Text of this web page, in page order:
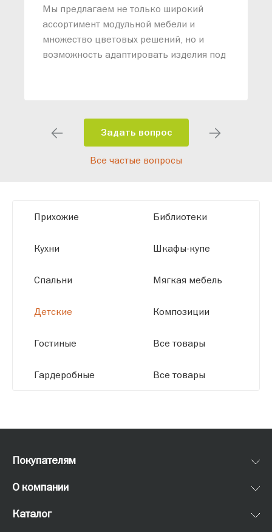
Мы предлагаем не только широкий
ассортимент модульной мебели и
множество цветовых решений, но и
возможность адаптировать изделия под
помещения и личные пожелания.
Благодаря современному
высокотехнологичному оборудованию
размерам.
Задать вопрос
Все частые вопросы
Прихожие
Кухни
Спальни
Детские
Гостиные
Гардеробные
Библиотеки
Шкафы-купе
Мягкая мебель
Композиции
Все товары
Все товары
Покупателям
О компании
Каталог